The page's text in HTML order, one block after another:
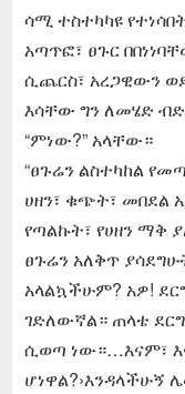
ሳሚ ተስተካካዩ
አጣጥፎ፣ ፀጉር
ሲጨርስ፣ አረጋዊውን
እሳቸው ግን ለመሄድ
“ምነው?” አላቸው።
“ፀጉሬን ልስተካከል
ሀዘን፣ ቁጭት፣ መበደል
የጣልኩት፣ የሀዘን ማቅ
ፀጉሬን አለቅጥ
አላልኳችሁም? አዎ!
ገድለውኛል። ጠላቴ
ሲወጣ ነው።…እናም፣
ሆነዋል?›እንዳላችሁኝ